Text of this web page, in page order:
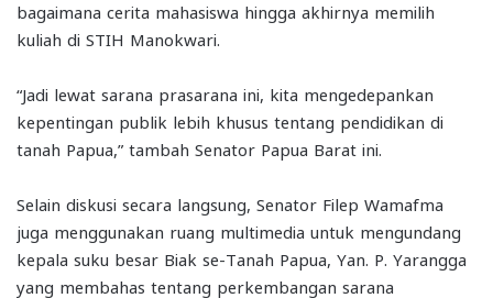
bagaimana cerita mahasiswa hingga akhirnya memilih
kuliah di STIH Manokwari.
“Jadi lewat sarana prasarana ini, kita mengedepankan
kepentingan publik lebih khusus tentang pendidikan di
tanah Papua,” tambah Senator Papua Barat ini.
Selain diskusi secara langsung, Senator Filep Wamafma
juga menggunakan ruang multimedia untuk mengundang
kepala suku besar Biak se-Tanah Papua, Yan. P. Yarangga
yang membahas tentang perkembangan sarana